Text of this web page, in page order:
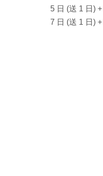
5 日 (送 1 日)
7 日 (送 1 日)